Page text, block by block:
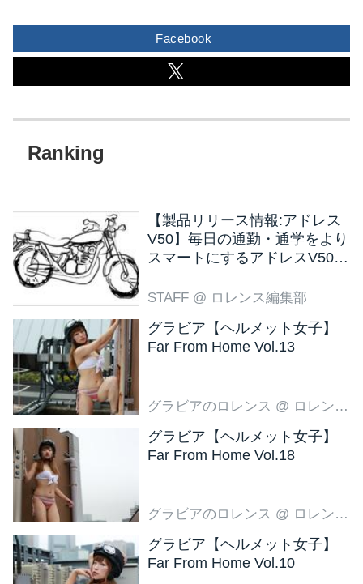
Facebook
【製品リリース情報:アドレス
V50】毎日の通勤・通学をより
スマートにするアドレスV50
STAFF @ ロレンス編集部
グラビア【ヘルメット女子】
Far From Home Vol.13
グラビアのロレンス @ ロレンス編集部
グラビア【ヘルメット女子】
Far From Home Vol.18
グラビアのロレンス @ ロレンス編集部
グラビア【ヘルメット女子】
Far From Home Vol.10